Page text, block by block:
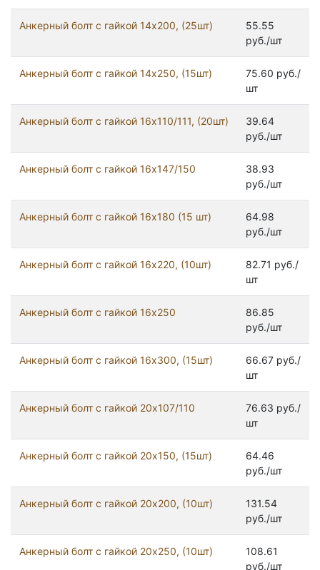
Анкерный болт с гайкой 14x200, (25шт)
55.55
руб./шт
Анкерный болт с гайкой 14x250, (15шт)
75.60 руб./
шт
Анкерный болт с гайкой 16x110/111, (20шт)
39.64
руб./шт
Анкерный болт с гайкой 16x147/150
38.93
руб./шт
Анкерный болт с гайкой 16x180 (15 шт)
64.98
руб./шт
Анкерный болт с гайкой 16x220, (10шт)
82.71 руб./
шт
Анкерный болт с гайкой 16x250
86.85
руб./шт
Анкерный болт с гайкой 16x300, (15шт)
66.67 руб./
шт
Анкерный болт с гайкой 20x107/110
76.63 руб./
шт
Анкерный болт с гайкой 20x150, (15шт)
64.46
руб./шт
Анкерный болт с гайкой 20x200, (10шт)
131.54
руб./шт
Анкерный болт с гайкой 20x250, (10шт)
108.61
руб./шт